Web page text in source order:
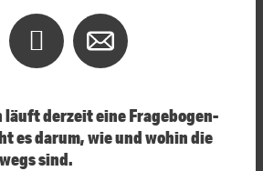
läuft derzeit eine Fragebogen-
es darum, wie und wohin die
sind.